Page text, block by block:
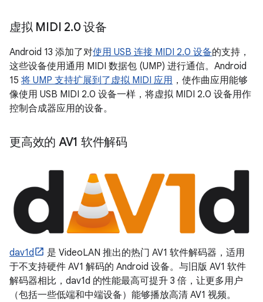
虚拟 MIDI 2.0 设备
Android 13 添加了对使用 USB 连接 MIDI 2.0 设备的支持，
这些设备使用通用 MIDI 数据包 (UMP) 进行通信。Android
15 将 UMP 支持扩展到了虚拟 MIDI 应用 ，使作曲应用能够
像使用 USB MIDI 2.0 设备一样，将虚拟 MIDI 2.0 设备用作
控制合成器应用的设备。
更高效的 AV1 软件解码
dav1d
是 VideoLAN 推出的热门 AV1 软件解码器，适用
于不支持硬件 AV1 解码的 Android 设备。与旧版 AV1 软件
解码器相比，dav1d 的性能最高可提升 3 倍，让更多用户
（包括一些低端和中端设备）能够播放高清 AV1 视频。